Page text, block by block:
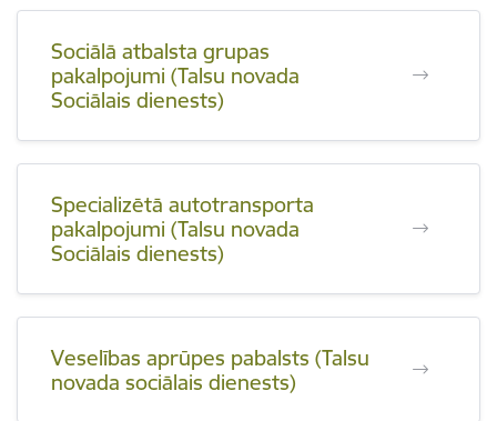
Sociālā atbalsta grupas
pakalpojumi (Talsu novada
Sociālais dienests)
Specializētā autotransporta
pakalpojumi (Talsu novada
Sociālais dienests)
Veselības aprūpes pabalsts (Talsu
novada sociālais dienests)